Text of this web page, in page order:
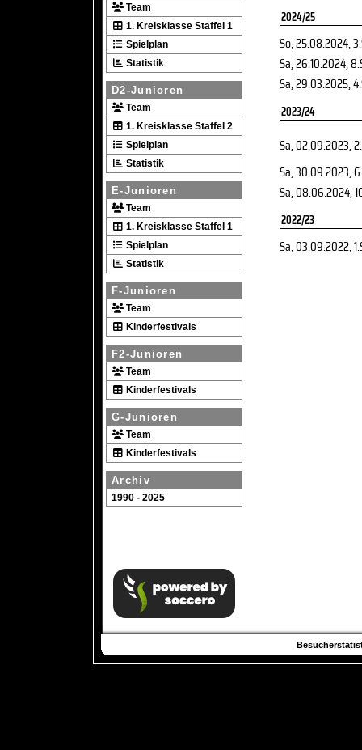
Team
1. Kreisklasse Staffel 1
Spielplan
Statistik
D2-Junioren
Team
1. Kreisklasse Staffel 2
Spielplan
Statistik
E-Junioren
Team
1. Kreisklasse Staffel 1
Spielplan
Statistik
F-Junioren
Team
Kinderfestivals
F2-Junioren
Team
Kinderfestivals
G-Junioren
Team
Kinderfestivals
Archiv
1990 - 2025
2024/25
So, 25.08.2024,
Sa, 26.10.2024,
Sa, 29.03.2025,
2023/24
Sa, 02.09.2023,
Sa, 30.09.2023,
Sa, 08.06.2024,
2022/23
Sa, 03.09.2022,